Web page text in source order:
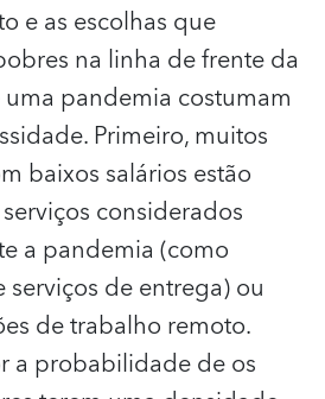
e as escolhas que
na linha de frente da
pandemia costumam
Primeiro, muitos
baixos salários estão
considerados
a pandemia (como
de entrega) ou
de trabalho remoto.
a probabilidade de os